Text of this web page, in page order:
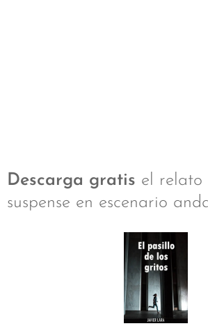
Descarga gratis el relato
suspense en escenario